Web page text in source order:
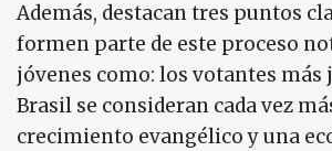
Además, destacan tres puntos
formen parte de este proceso
jóvenes como: los votantes más
Brasil se consideran cada vez
crecimiento evangélico y una